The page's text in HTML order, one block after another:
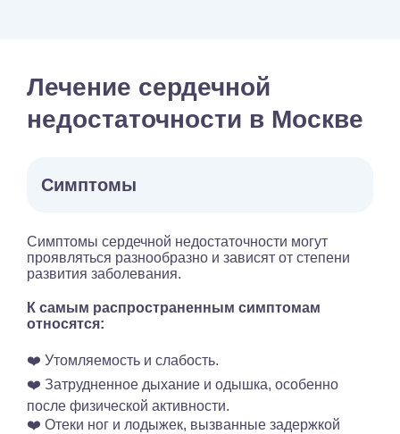
Лечение сердечной
недостаточности в Москве
Симптомы
Симптомы сердечной недостаточности могут
проявляться разнообразно и зависят от степени
развития заболевания.
К самым распространенным симптомам
относятся:
❤️ Утомляемость и слабость.
❤️ Затрудненное дыхание и одышка, особенно
после физической активности.
❤️ Отеки ног и лодыжек, вызванные задержкой